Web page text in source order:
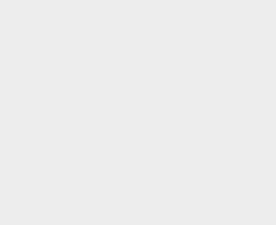
aktuell verfügbaren Daten
Lage-Bewertung.